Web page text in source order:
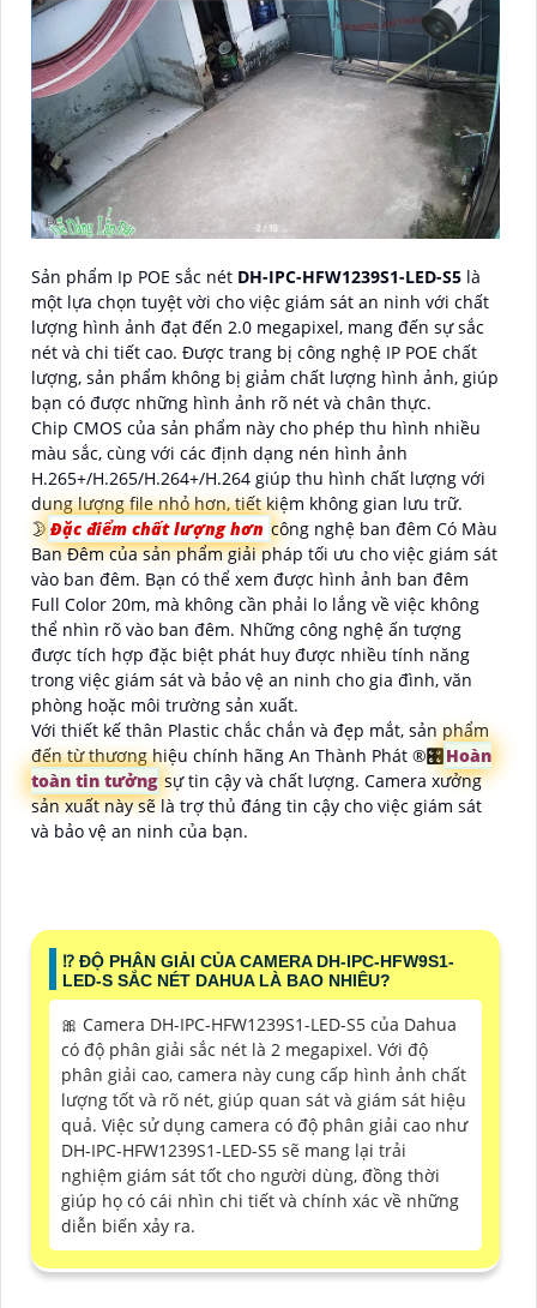
Sản phẩm Ip POE sắc nét DH-IPC-HFW1239S1-LED-S5 là
một lựa chọn tuyệt vời cho việc giám sát an ninh với chất
lượng hình ảnh đạt đến 2.0 megapixel, mang đến sự sắc
nét và chi tiết cao. Được trang bị công nghệ IP POE chất
lượng, sản phẩm không bị giảm chất lượng hình ảnh, giúp
bạn có được những hình ảnh rõ nét và chân thực.
Chip CMOS của sản phẩm này cho phép thu hình nhiều
màu sắc, cùng với các định dạng nén hình ảnh
H.265+/H.265/H.264+/H.264 giúp thu hình chất lượng với
dung lượng file nhỏ hơn, tiết kiệm không gian lưu trữ.
🌛 Đặc điểm chất lượng hơn công nghệ ban đêm Có Màu
Ban Đêm của sản phẩm giải pháp tối ưu cho việc giám sát
vào ban đêm. Bạn có thể xem được hình ảnh ban đêm
Full Color 20m, mà không cần phải lo lắng về việc không
thể nhìn rõ vào ban đêm. Những công nghệ ấn tượng
được tích hợp đặc biệt phát huy được nhiều tính năng
trong việc giám sát và bảo vệ an ninh cho gia đình, văn
phòng hoặc môi trường sản xuất.
Với thiết kế thân Plastic chắc chắn và đẹp mắt, sản phẩm
đến từ thương hiệu chính hãng An Thành Phát ®️🎛Hoàn
toàn tin tưởng sự tin cậy và chất lượng. Camera xưởng
sản xuất này sẽ là trợ thủ đáng tin cậy cho việc giám sát
và bảo vệ an ninh của bạn.
⁉️ ĐỘ PHÂN GIẢI CỦA CAMERA DH-IPC-HFW9S1-
LED-S SẮC NÉT DAHUA LÀ BAO NHIÊU?
🎀 Camera DH-IPC-HFW1239S1-LED-S5 của Dahua
có độ phân giải sắc nét là 2 megapixel. Với độ
phân giải cao, camera này cung cấp hình ảnh chất
lượng tốt và rõ nét, giúp quan sát và giám sát hiệu
quả. Việc sử dụng camera có độ phân giải cao như
DH-IPC-HFW1239S1-LED-S5 sẽ mang lại trải
nghiệm giám sát tốt cho người dùng, đồng thời
giúp họ có cái nhìn chi tiết và chính xác về những
diễn biến xảy ra.